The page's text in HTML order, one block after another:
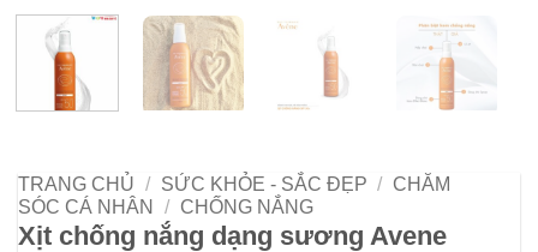
TRANG CHỦ / SỨC KHỎE - SẮC ĐẸP / CHĂM
SÓC CÁ NHÂN
/ CHỐNG NẮNG
Xịt chống nắng dạng sương Avene